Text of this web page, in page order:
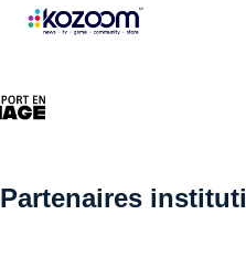
Partenaires